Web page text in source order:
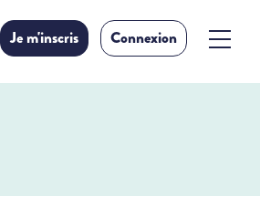
Je m'inscris Connexion